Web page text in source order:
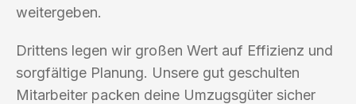
weitergeben.
Drittens legen wir großen Wert auf Effizienz und
sorgfältige Planung. Unsere gut geschulten
Mitarbeiter packen deine Umzugsgüter sicher